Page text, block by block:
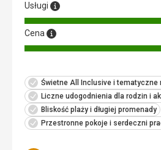
Usługi
Cena
Świetne All Inclusive i tematyczne
Liczne udogodnienia dla rodzin i
Bliskość plaży i długiej promenady
Przestronne pokoje i serdeczni